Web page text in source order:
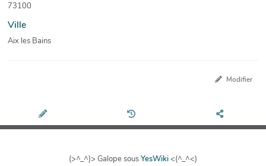
73100
Ville
Aix les Bains
Modifier
(>^_^)> Galope sousYesWiki<(^_^<)